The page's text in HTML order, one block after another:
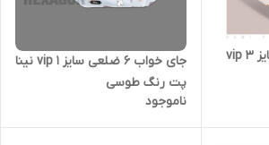
جای خواب U نیناپت سایز 3 vip
جای خواب 6 ضلعی سایز 1 vip نینا
پت رنگ طوسی
ناموجود